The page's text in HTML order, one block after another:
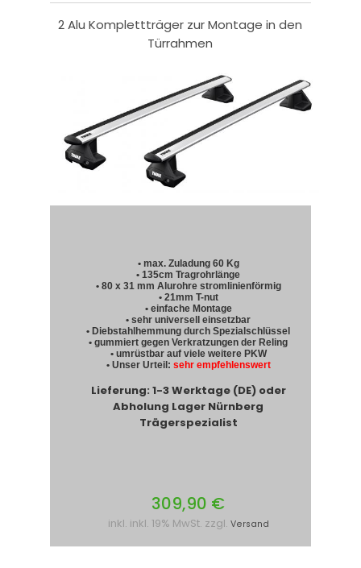
2 Alu Komplettträger zur Montage in den
Türrahmen
• max. Zuladung 60 Kg
• 135cm Tragrohrlänge
• 80 x 31 mm Alurohre stromlinienförmig
• 21mm T-nut
• einfache Montage
• sehr universell einsetzbar
• Diebstahlhemmung durch Spezialschlüssel
• gummiert gegen Verkratzungen der Reling
• umrüstbar auf viele weitere PKW
• Unser Urteil: sehr empfehlenswert
Lieferung: 1-3 Werktage (DE) oder
Abholung Lager Nürnberg
Trägerspezialist
309,90 €
inkl. inkl. 19% MwSt. zzgl. Versand